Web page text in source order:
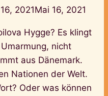
2021Mai 16, 2021
Hygge? Es klingt
nicht
aus Dänemark.
Nationen der Welt.
Oder was können